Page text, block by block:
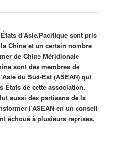
d’Asie/Pacifique sont pris
Chine et un certain nombre
de Chine Méridionale
sont des membres de
du Sud-Est (ASEAN) qui
États de cette association.
aussi des partisans de la
l’ASEAN en un conseil
échoué à plusieurs reprises.